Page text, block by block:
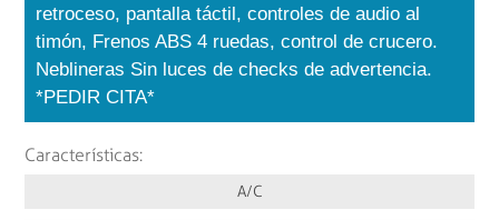
retroceso, pantalla táctil, controles de audio al
timón, Frenos ABS 4 ruedas, control de crucero.
Neblineras Sin luces de checks de advertencia.
*PEDIR CITA*
Características:
A/C